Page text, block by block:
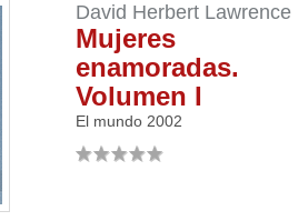
David Herbert Lawrence
Mujeres
enamoradas.
Volumen I
El mundo 2002